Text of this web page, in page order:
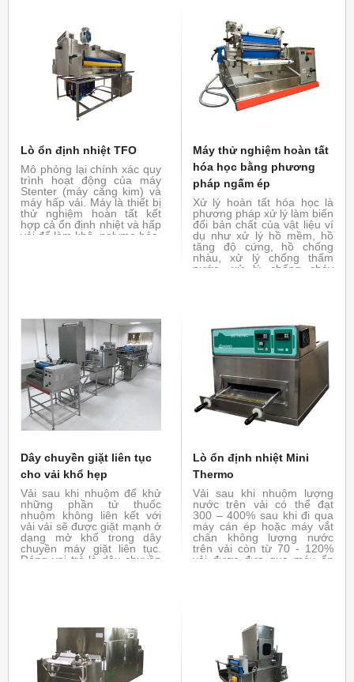
Lò ổn định nhiệt TFO
Mô phỏng lại chính xác quy
trình hoạt động của máy
Stenter (máy căng kim) và
máy hấp vải. Máy là thiết bị
thử nghiệm hoàn tất kết
hợp cả ổn định nhiệt và hấp
vải để làm khô, polyme hóa,
Máy thử nghiệm hoàn tất
hóa học bằng phương
pháp ngấm ép
Xử lý hoàn tất hóa học là
phương pháp xử lý làm biến
đổi bản chất của vật liệu ví
dụ như xử lý hồ mềm, hồ
tăng độ cứng, hồ chống
nhàu, xử lý chống thấm
nước, xử lý chống cháy
biến đổi tính chất của vải
dưới tác dụng của hóa chất
Dây chuyền giặt liên tục
cho vải khổ hẹp
Vải sau khi nhuộm để khử
những phần tử thuốc
nhuộm không liên kết với
vải vải sẽ được giặt mạnh ở
dạng mở khổ trong dây
chuyền máy giặt liên tục.
Đóng vai trò là dây chuyền
Lò ổn định nhiệt Mini
Thermo
Vải sau khi nhuộm lượng
nước trên vải có thể đạt
300 – 400% sau khi đi qua
máy cán ép hoặc máy vắt
chân không lượng nước
trên vải còn từ 70 - 120%
vải được đưa qua máy ổn
phủ trên vải.